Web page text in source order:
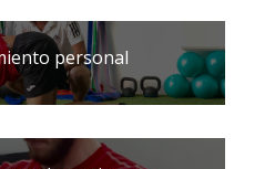
personal